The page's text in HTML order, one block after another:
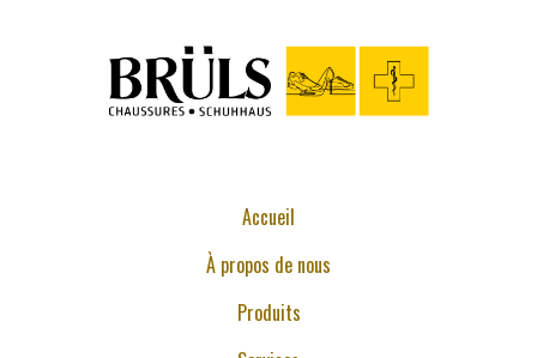
Accueil
À propos de nous
Produits